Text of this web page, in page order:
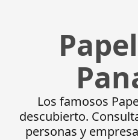
Los famosos
descubierto.
personas y